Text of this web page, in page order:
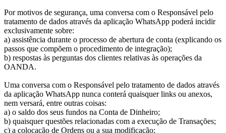
Por motivos de segurança, uma conversa com o Responsável pelo
tratamento de dados através da aplicação WhatsApp poderá incidir
exclusivamente sobre:
a) assistência durante o processo de abertura de conta (explicando os
passos que compõem o procedimento de integração);
b) respostas às perguntas dos clientes relativas às operações da
OANDA.
Uma conversa com o Responsável pelo tratamento de dados através
da aplicação WhatsApp nunca conterá quaisquer links ou anexos,
nem versará, entre outras coisas:
a) o saldo dos seus fundos na Conta de Dinheiro;
b) quaisquer questões relacionadas com a execução de Transações;
c) a colocação de Ordens ou a sua modificação;